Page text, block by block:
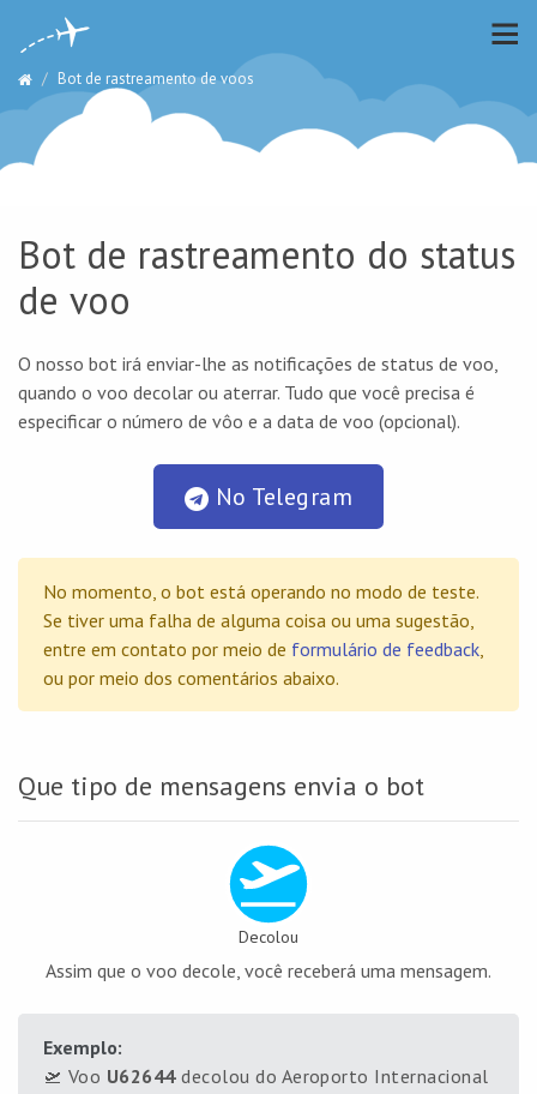
Bot de rastreamento de voos
Bot de rastreamento do status
de voo
O nosso bot irá enviar-lhe as notificações de status de voo,
quando o voo decolar ou aterrar. Tudo que você precisa é
especificar o número de vôo e a data de voo (opcional).
No Telegram
No momento, o bot está operando no modo de teste.
Se tiver uma falha de alguma coisa ou uma sugestão,
entre em contato por meio de formulário de feedback,
ou por meio dos comentários abaixo.
Que tipo de mensagens envia o bot
Decolou
Assim que o voo decole, você receberá uma mensagem.
Exemplo:
🛫 Voo U62644decolou do Aeroporto Internacional